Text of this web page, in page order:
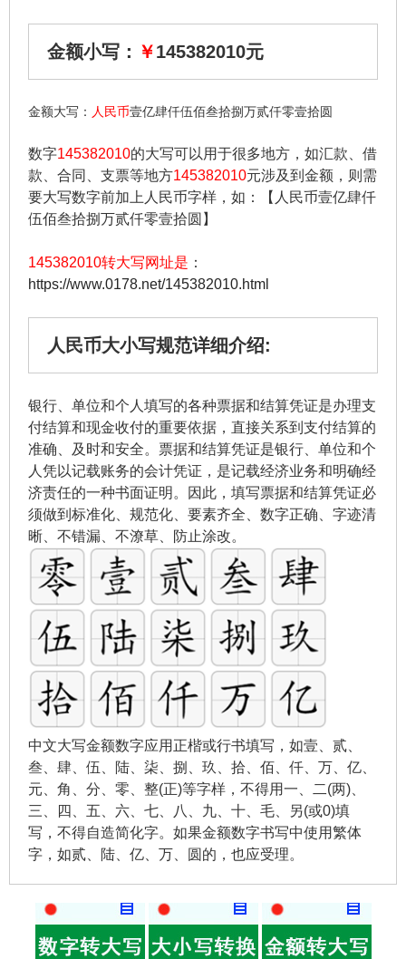
金额小写： ￥145382010元
金额大写： 人民币壹亿肆仟伍佰叁拾捌万贰仟零壹拾圆
数字145382010的大写可以用于很多地方，如汇款、借
款、合同、支票等地方145382010元涉及到金额，则需
要大写数字前加上人民币字样，如：【人民币壹亿肆仟
伍佰叁拾捌万贰仟零壹拾圆】
145382010转大写网址是 ：
https://www.0178.net/145382010.html
人民币大小写规范详细介绍:
银行、单位和个人填写的各种票据和结算凭证是办理支
付结算和现金收付的重要依据，直接关系到支付结算的
准确、及时和安全。票据和结算凭证是银行、单位和个
人凭以记载账务的会计凭证，是记载经济业务和明确经
济责任的一种书面证明。因此，填写票据和结算凭证必
须做到标准化、规范化、要素齐全、数字正确、字迹清
晰、不错漏、不潦草、防止涂改。
中文大写金额数字应用正楷或行书填写，如壹、贰、
叁、肆、伍、陆、柒、捌、玖、拾、佰、仟、万、亿、
元、角、分、零、整(正)等字样，不得用一、二(两)、
三、四、五、六、七、八、九、十、毛、另(或0)填
写，不得自造简化字。如果金额数字书写中使用繁体
字，如贰、陆、亿、万、圆的，也应受理。